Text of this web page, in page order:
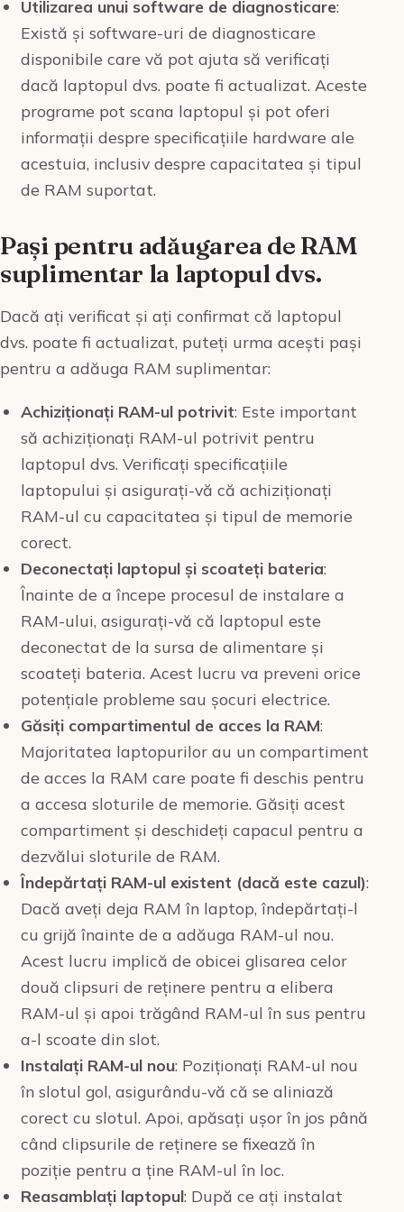
Utilizarea unui software de diagnosticare:
Există și software-uri de diagnosticare
disponibile care vă pot ajuta să verificați
dacă laptopul dvs. poate fi actualizat. Aceste
programe pot scana laptopul și pot oferi
informații despre specificațiile hardware ale
acestuia, inclusiv despre capacitatea și tipul
de RAM suportat.
Pași pentru adăugarea de RAM
suplimentar la laptopul dvs.
Dacă ați verificat și ați confirmat că laptopul
dvs. poate fi actualizat, puteți urma acești pași
pentru a adăuga RAM suplimentar:
Achiziționați RAM-ul potrivit: Este important
să achiziționați RAM-ul potrivit pentru
laptopul dvs. Verificați specificațiile
laptopului și asigurați-vă că achiziționați
RAM-ul cu capacitatea și tipul de memorie
corect.
Deconectați laptopul și scoateți bateria:
Înainte de a începe procesul de instalare a
RAM-ului, asigurați-vă că laptopul este
deconectat de la sursa de alimentare și
scoateți bateria. Acest lucru va preveni orice
potențiale probleme sau șocuri electrice.
Găsiți compartimentul de acces la RAM:
Majoritatea laptopurilor au un compartiment
de acces la RAM care poate fi deschis pentru
a accesa sloturile de memorie. Găsiți acest
compartiment și deschideți capacul pentru a
dezvălui sloturile de RAM.
Îndepărtați RAM-ul existent (dacă este cazul):
Dacă aveți deja RAM în laptop, îndepărtați-l
cu grijă înainte de a adăuga RAM-ul nou.
Acest lucru implică de obicei glisarea celor
două clipsuri de reținere pentru a elibera
RAM-ul și apoi trăgând RAM-ul în sus pentru
a-l scoate din slot.
Instalați RAM-ul nou: Poziționați RAM-ul nou
în slotul gol, asigurându-vă că se aliniază
corect cu slotul. Apoi, apăsați ușor în jos până
când clipsurile de reținere se fixează în
poziție pentru a ține RAM-ul în loc.
Reasamblați laptopul: După ce ați instalat